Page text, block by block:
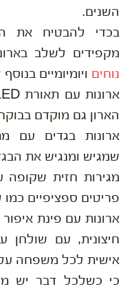
השנים.
בכדי להבטיח את
מקפידים לשלב
נוחים ויומיומיים
הארון גם מוקדם
ארונות בגדים עם
שמגיש ומנגיש את
מגירות חזית שקופה
פריטים ספציפיים
ארונות עם פינת
חיצונית, עם
אישית לכל משפחה על
כי כשלכל דבר יש